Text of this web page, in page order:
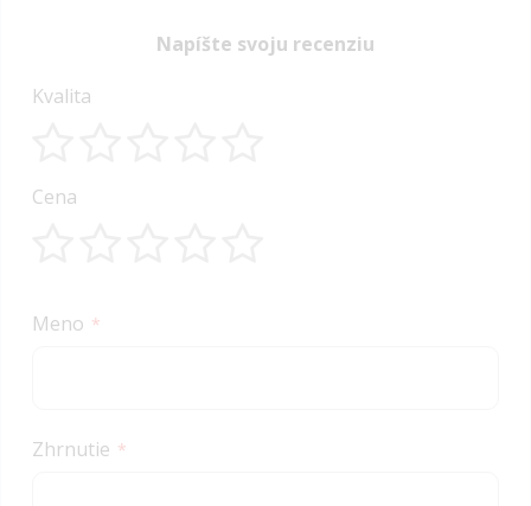
Napíšte svoju recenziu
Kvalita
star
stars
stars
stars
stars
Cena
Meno
Zhrnutie